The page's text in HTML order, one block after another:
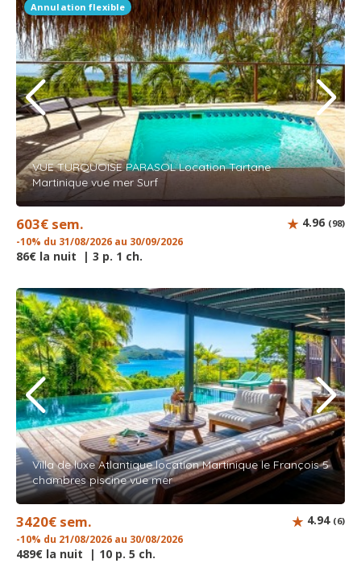
Annulation flexible
VUE TURQUOISE PARASOL Location Tartane
Martinique vue mer Surf
603€ sem.
-10% du 31/08/2026 au 30/09/2026
86€ la nuit | 3 p. 1 ch.
4.96 (98)
Villa de luxe Atlantique location Martinique le François 5
chambres piscine vue mer
3420€ sem.
-10% du 21/08/2026 au 30/08/2026
489€ la nuit | 10 p. 5 ch.
4.94 (6)